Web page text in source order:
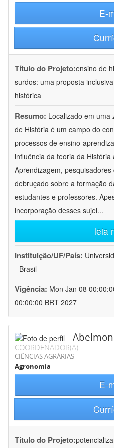
E-
Título do Projeto:ensino de
surdos: uma proposta
histórica
Resumo: Localizado em uma
de História é um campo do
processos de ensino-
influência da teoria da
Aprendizagem,
debruçado sobre a formação
estudantes e professores.
incorporação desses sujei...
leia
Instituição/UF/País:
- Brasil
Vigência: Mon Jan 08
00:00:00 BRT 2027
COORDENADOR(A)
CIÊNCIAS AGRÁRIAS
Agronomia
E-
Título do Projeto: